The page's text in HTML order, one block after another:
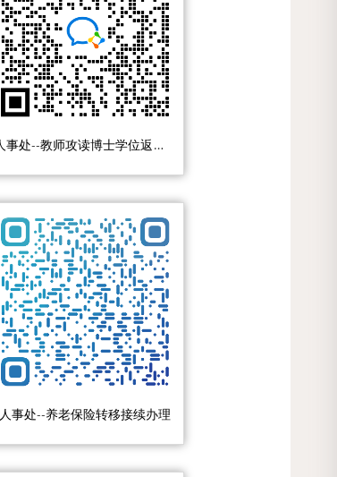
人事处--教师攻读博士学位返校申请
人事处--养老保险转移接续办理